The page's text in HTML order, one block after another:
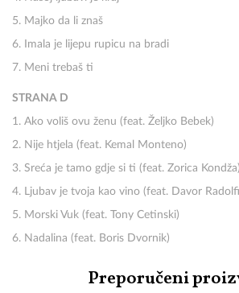
5. Majko da li znaš
6. Imala je lijepu rupicu na bradi
7. Meni trebaš ti
STRANA D
1. Ako voliš ovu ženu (feat. Željko Bebek)
2. Nije htjela (feat. Kemal Monteno)
3. Sreća je tamo gdje si ti (feat. Zorica Kondža)
4. Ljubav je tvoja kao vino (feat. Davor
5. Morski Vuk (feat. Tony Cetinski)
6. Nadalina (feat. Boris Dvornik)
Preporučeni